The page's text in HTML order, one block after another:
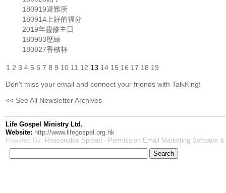
180919避難所
180914上好的福分
2019年靈修主日
180903歷練
180827香檳杯
1 2 3 4 5 6 7 8 9 10 11 12 13 14 15 16 17 18 19
Don't miss your email and connect your friends with TalkKing!
<< See All Newsletter Archives
Life Gospel Ministry Ltd.
Website: http://www.lifegospel.org.hk
Powered By: Reasonable Spread - Permission Email Marketing Software